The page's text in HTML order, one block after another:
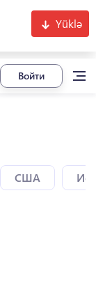
Yüklə
Войти
США